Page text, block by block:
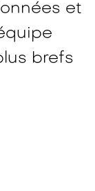
et
brefs